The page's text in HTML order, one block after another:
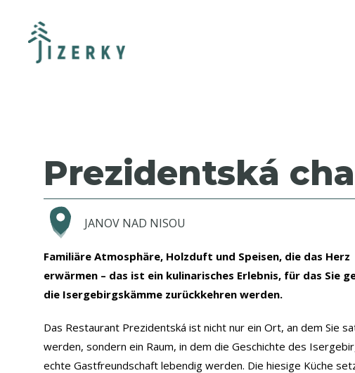
Prezidentská
JANOV NAD NISOU
Familiäre Atmosphäre, Holzduft und Speisen, die das Herz
erwärmen – das ist ein kulinarisches Erlebnis, für das Sie
die Isergebirgskämme zurückkehren werden.
Das Restaurant Prezidentská ist nicht nur ein Ort, an dem Sie
werden, sondern ein Raum, in dem die Geschichte des
echte Gastfreundschaft lebendig werden. Die hiesige Küche